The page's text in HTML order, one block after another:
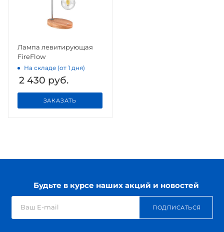
Лампа левитирующая
FireFlow
На складе (от 1 дня)
2 430 руб.
ЗАКАЗАТЬ
Будьте в курсе наших акций и новостей
ПОДПИСАТЬСЯ